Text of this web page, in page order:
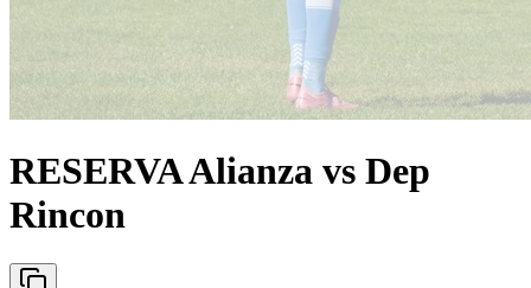
RESERVA Alianza vs Dep
Rincon